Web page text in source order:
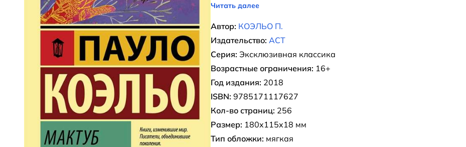
Читать далее
Автор: КОЭЛЬО П.
Издательство: АСТ
Серия: Эксклюзивная классика
Возрастные ограничения: 16+
Год издания: 2018
ISBN: 9785171117627
Кол-во страниц: 256
Размер: 180x115x18 мм
Тип обложки: мягкая